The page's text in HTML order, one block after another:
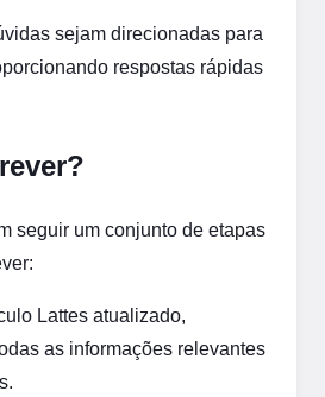
sejam direcionadas para
respostas rápidas
seguir um conjunto de etapas
Lattes atualizado,
as informações relevantes